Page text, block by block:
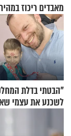
מאבדים ריכוז
"הבטתי בדלת
לשכנע את עצמי